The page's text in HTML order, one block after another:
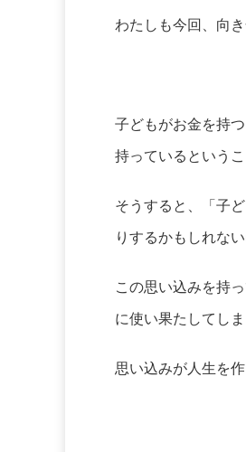
わたしも今回、向
子どもがお金を持
持っているという
そうすると、「子
りするかもしれな
この思い込みを持
に使い果たしてし
思い込みが人生を作